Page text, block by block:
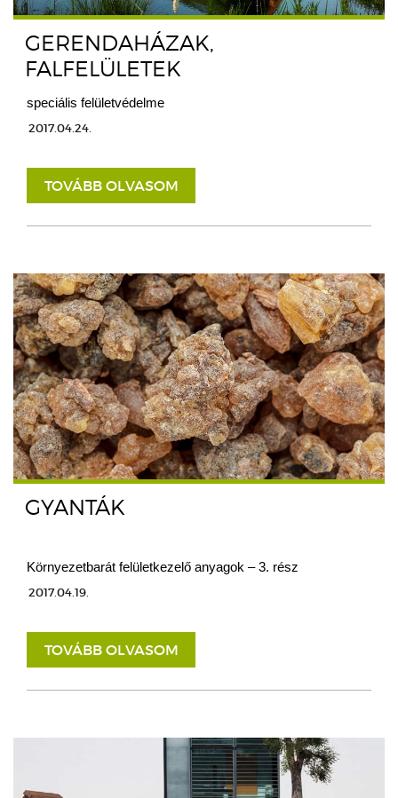
GERENDAHÁZAK,
FALFELÜLETEK
speciális felületvédelme
2017.04.24.
TOVÁBB OLVASOM
GYANTÁK
Környezetbarát felületkezelő anyagok – 3. rész
2017.04.19.
TOVÁBB OLVASOM